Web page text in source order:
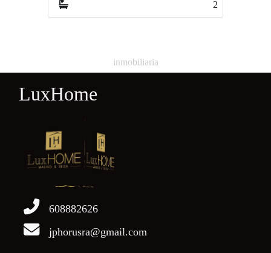
inmobiliaria
LuxHome
608882626
jphorusra@gmail.com